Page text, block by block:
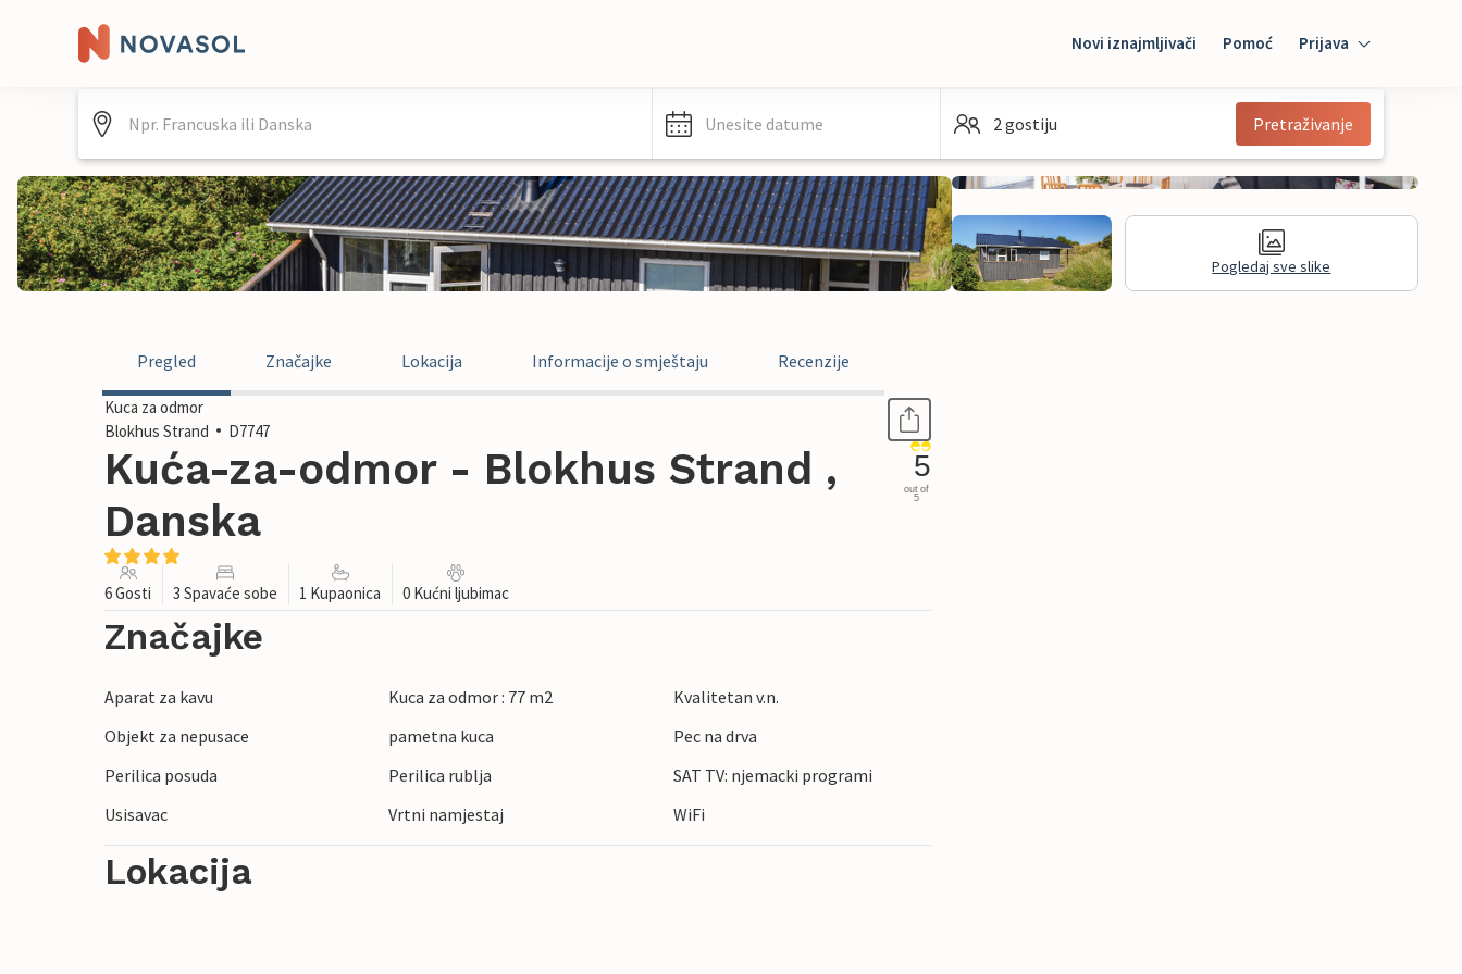
Novi iznajmljivači Pomoć Prijava
Mybooking
Unesite datume 2 gostiju Pretraživanje
Pogledaj sve slike
Pregled Značajke Lokacija Informacije o smještaju Recenzije
Kuca za odmor
Blokhus Strand
D7747
Kuća-za-odmor - Blokhus Strand ,
Danska
5
out of
5
6 Gosti 3 Spavaće sobe 1 Kupaonica 0 Kućni ljubimac
Značajke
Aparat za kavu Kuca za odmor : 77 m2
Kvalitetan v.n.
Objekt za nepusace
pametna kuca
Pec na drva
Perilica posuda
Perilica rublja
SAT TV: njemacki programi
Usisavac
Vrtni namjestaj WiFi
Lokacija